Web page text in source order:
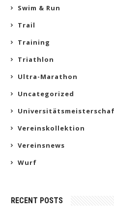
Swim & Run
Trail
Training
Triathlon
Ultra-Marathon
Uncategorized
Vereinskollektion
Vereinsnews
Wurf
RECENT POSTS